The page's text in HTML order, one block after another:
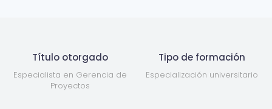
Título otorgado
Especialista en Gerencia de
Proyectos
Tipo de formación
Especialización universitario